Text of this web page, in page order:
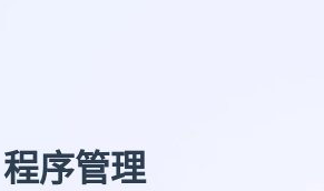
程序管理